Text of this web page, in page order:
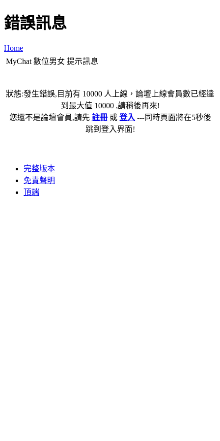
錯誤訊息
Home
MyChat 數位男女 提示訊息
狀態:發生錯誤,目前有 10000 人上線，論壇上線會員數已經達
到最大值 10000 ,請稍後再來!
您還不是論壇會員,請先 註冊或 登入 ---同時頁面將在5秒後
跳到登入界面!
完整版本
免責聲明
頂端